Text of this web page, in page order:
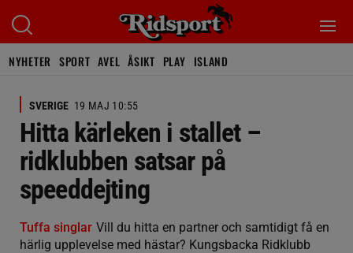
NYHETER SPORT AVEL ÅSIKT PLAY ISLAND
SVERIGE 19 MAJ 10:55
Hitta kärleken i stallet –
ridklubben satsar på
speeddejting
Tuffa singlar Vill du hitta en partner och samtidigt få en
härlig upplevelse med hästar? Kungsbacka Ridklubb